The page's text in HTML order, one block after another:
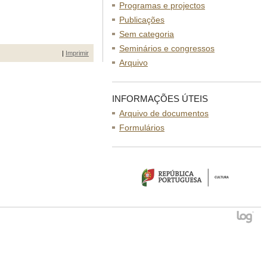
| Imprimir
Programas e projectos
Publicações
Sem categoria
Seminários e congressos
Arquivo
INFORMAÇÕES ÚTEIS
Arquivo de documentos
Formulários